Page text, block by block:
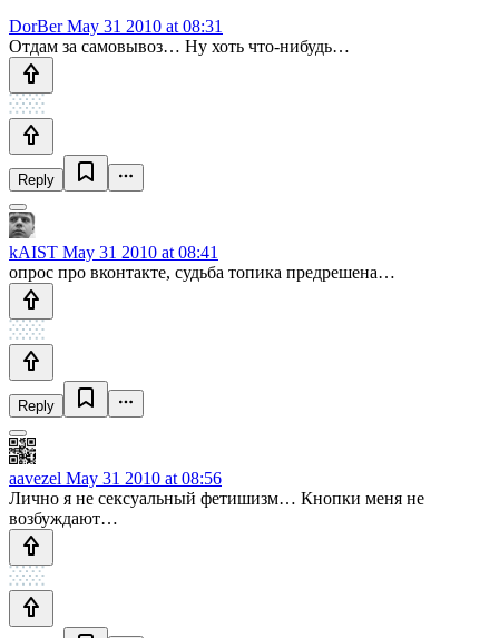
DorBerMay 31 2010 at 08:31
Отдам за самовывоз… Ну хоть что-нибудь…
Reply
kAIST May 31 2010 at 08:41
опрос про вконтакте, судьба топика предрешена…
Reply
aavezel May 31 2010 at 08:56
Лично я не сексуальный фетишизм… Кнопки меня не
возбуждают…